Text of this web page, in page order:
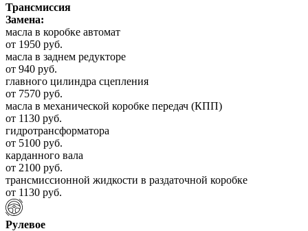
Трансмиссия
Замена:
масла в коробке автомат
от 1950 руб.
масла в заднем редукторе
от 940 руб.
главного цилиндра сцепления
от 7570 руб.
масла в механической коробке передач (КПП)
от 1130 руб.
гидротрансформатора
от 5100 руб.
карданного вала
от 2100 руб.
трансмиссионной жидкости в раздаточной коробке
от 1130 руб.
Рулевое